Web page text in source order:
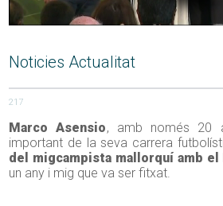
Noticies Actualitat
217
Marco Asensio, amb només 20
important de la seva carrera
del migcampista mallorquí amb el
un any i mig que va ser fitxat.